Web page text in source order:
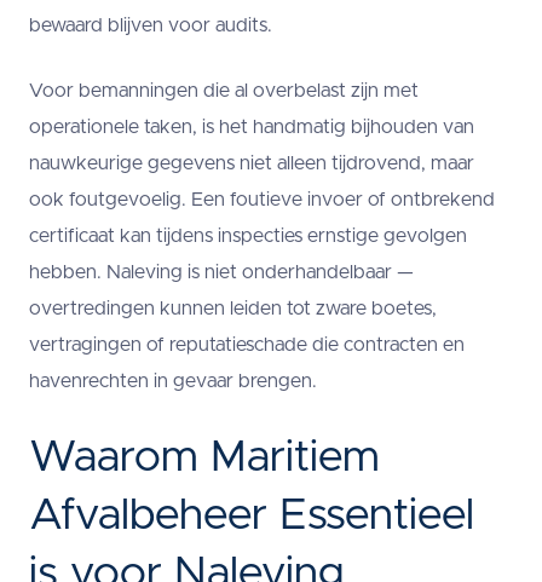
bewaard blijven voor audits.
Voor bemanningen die al overbelast zijn met
operationele taken, is het handmatig bijhouden van
nauwkeurige gegevens niet alleen tijdrovend, maar
ook foutgevoelig. Een foutieve invoer of ontbrekend
certificaat kan tijdens inspecties ernstige gevolgen
hebben. Naleving is niet onderhandelbaar —
overtredingen kunnen leiden tot zware boetes,
vertragingen of reputatieschade die contracten en
havenrechten in gevaar brengen.
Waarom Maritiem
Afvalbeheer Essentieel